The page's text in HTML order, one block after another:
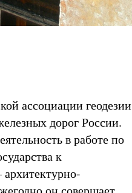
ассоциации геодезии
дорог России.
в работе по
к
архитектурно-